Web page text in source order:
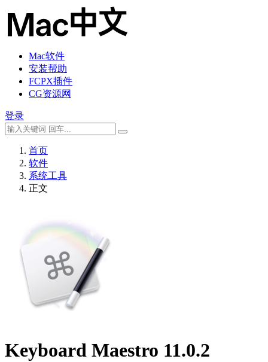
Mac软件
安装帮助
FCPX插件
CG资源网
登录
首页
软件
系统工具
正文
Keyboard Maestro 11.0.2